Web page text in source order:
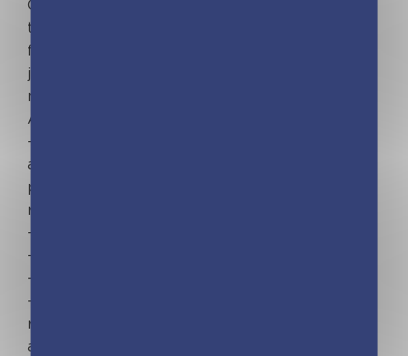
Grâce à ce calendrier Frigobloc Horoscope, qui
tient parfaitement sur tous les modèles de
frigos avec son maxi aimant, planifiez tout de
janvier à décembre 2025 et découvrez chaque
mois l’horoscope des 12 signes astrologiques.
Avec en bonus :
– Des fiches explicatives : le portrait des signes
astrologiques, l’influence des planètes, les
pouvoirs de la Lune, comprendre Mercure
rétrograde…
– Un bloc de listes de course
– Des notes repositionnables
– Le calendrier de toute l’année
– Des fiches pratiques : l’emploi du temps, les
règles de la famille, le tableau des missions, les
anniversaires, les grands fêtes religieuses